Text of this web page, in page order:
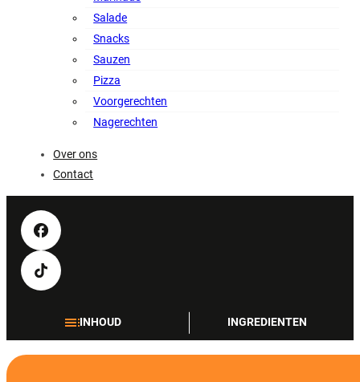
Salade
Snacks
Sauzen
Pizza
Voorgerechten
Nagerechten
Over ons
Contact
INHOUD INGREDIENTEN